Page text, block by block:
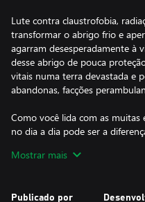
Lute contra claustrofobia,
transformar o abrigo frio e
agarram desesperadamente à
desse abrigo de pouca
vitais numa terra devastada e
abandonas, facções
Como você lida com as muitas
no dia a dia pode ser a
da família está faminta.
Mostrar mais
Publicado por